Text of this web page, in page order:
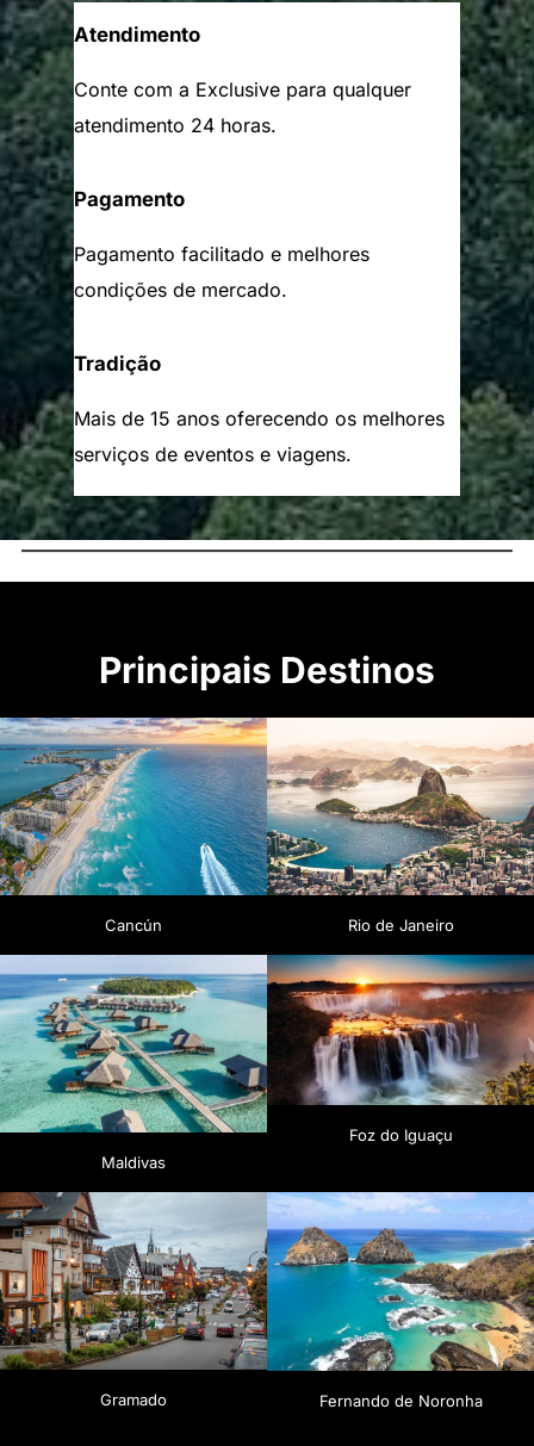
Atendimento
Conte com a Exclusive para qualquer
atendimento 24 horas.
Pagamento
Pagamento facilitado e melhores
condições de mercado.
Tradição
Mais de 15 anos oferecendo os melhores
serviços de eventos e viagens.
Principais Destinos
Cancún Rio de Janeiro
Maldivas
Foz do Iguaçu
Gramado Fernando de Noronha